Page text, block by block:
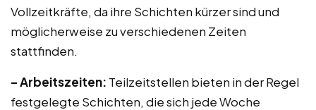
Vollzeitkräfte, da ihre Schichten kürzer sind und
möglicherweise zu verschiedenen Zeiten
stattfinden.
– Arbeitszeiten: Teilzeitstellen bieten in der Regel
festgelegte Schichten, die sich jede Woche